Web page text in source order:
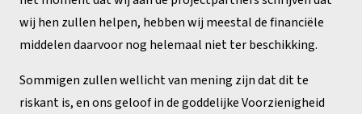
wij hen zullen helpen, hebben wij meestal de financiële
middelen daarvoor nog helemaal niet ter beschikking.
Sommigen zullen wellicht van mening zijn dat dit te
riskant is, en ons geloof in de goddelijke Voorzienigheid